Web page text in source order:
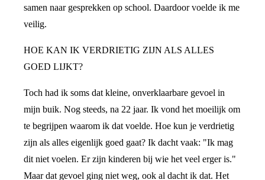
samen naar gesprekken op school. Daardoor voelde ik me
veilig.
HOE KAN IK VERDRIETIG ZIJN ALS ALLES
GOED LIJKT?
Toch had ik soms dat kleine, onverklaarbare gevoel in
mijn buik. Nog steeds, na 22 jaar. Ik vond het moeilijk om
te begrijpen waarom ik dat voelde. Hoe kun je verdrietig
zijn als alles eigenlijk goed gaat? Ik dacht vaak: "Ik mag
dit niet voelen. Er zijn kinderen bij wie het veel erger is."
Maar dat gevoel ging niet weg, ook al dacht ik dat. Het